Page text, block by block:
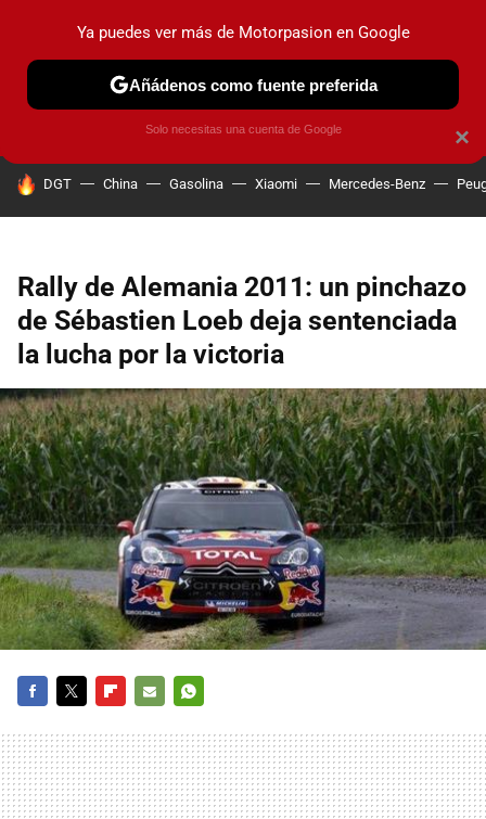
PRUEBAS COCHES ELÉCTRICOS OBSERVATORIO
HOY SE HABLA DE
DGT China Gasolina Xiaomi Mercedes-Benz
Rally de Alemania 2011: un pinchazo
de Sébastien Loeb deja sentenciada
la lucha por la victoria
MAIL
×
Ya puedes ver más de Motorpasion en Google
Añádenos como fuente preferida
Solo necesitas una cuenta de Google